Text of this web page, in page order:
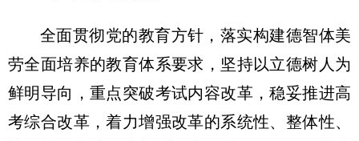
全面贯彻党的教育方针，落实构建德智体美
劳全面培养的教育体系要求，坚持以立德树人为
鲜明导向，重点突破考试内容改革，稳妥推进高
考综合改革，着力增强改革的系统性、整体性、